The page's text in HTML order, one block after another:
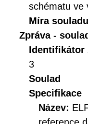
schématu ve
Míra
Zpráva -
Identifikátor
3
Soulad
Specifikace
Název: